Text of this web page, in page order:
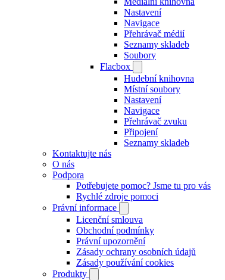
Nastavení
Navigace
Přehrávač médií
Seznamy skladeb
Soubory
Flacbox
Hudební knihovna
Místní soubory
Nastavení
Navigace
Přehrávač zvuku
Připojení
Seznamy skladeb
Kontaktujte nás
O nás
Podpora
Potřebujete pomoc? Jsme tu pro vás
Rychlé zdroje pomoci
Právní informace
Licenční smlouva
Obchodní podmínky
Právní upozornění
Zásady ochrany osobních údajů
Zásady používání cookies
Produkty